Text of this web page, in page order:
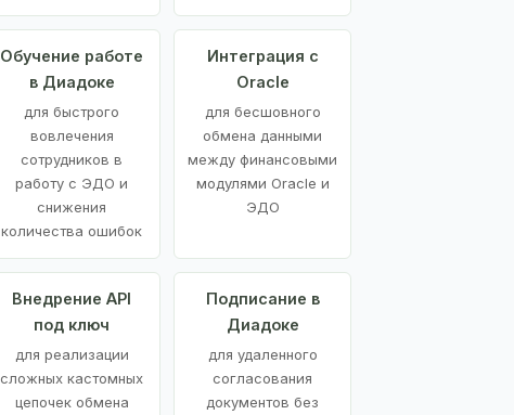
Обучение работе
в Диадоке
для быстрого
вовлечения
сотрудников в
работу с ЭДО и
снижения
количества ошибок
Интеграция с
Oracle
для бесшовного
обмена данными
между финансовыми
модулями Oracle и
ЭДО
Внедрение API
под ключ
для реализации
сложных кастомных
цепочек обмена
Подписание в
Диадоке
для удаленного
согласования
документов без